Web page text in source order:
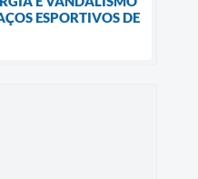
ESPORTIVOS DE